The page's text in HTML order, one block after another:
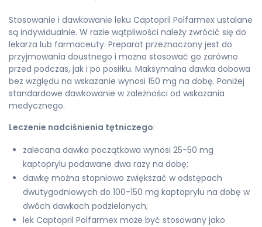
Stosowanie i dawkowanie leku Captopril Polfarmex ustalane
są indywidualnie. W razie wątpliwości należy zwrócić się do
lekarza lub farmaceuty. Preparat przeznaczony jest do
przyjmowania doustnego i można stosować go zarówno
przed podczas, jak i po posiłku. Maksymalna dawka dobowa
bez względu na wskazanie wynosi 150 mg na dobę. Poniżej
standardowe dawkowanie w zależności od wskazania
medycznego.
Leczenie nadciśnienia tętniczego:
zalecana dawka początkowa wynosi 25-50 mg
kaptoprylu podawane dwa razy na dobę;
dawkę można stopniowo zwiększać w odstępach
dwutygodniowych do 100-150 mg kaptoprylu na dobę w
dwóch dawkach podzielonych;
lek Captopril Polfarmex może być stosowany jako